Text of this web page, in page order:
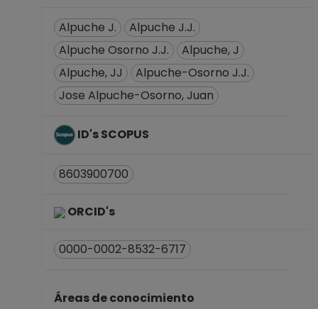
Alpuche J.
Alpuche J.J.
Alpuche Osorno J.J.
Alpuche, J
Alpuche, JJ
Alpuche-Osorno J.J.
Jose Alpuche-Osorno, Juan
ID's SCOPUS
8603900700
ORCID's
0000-0002-8532-6717
Áreas de conocimiento